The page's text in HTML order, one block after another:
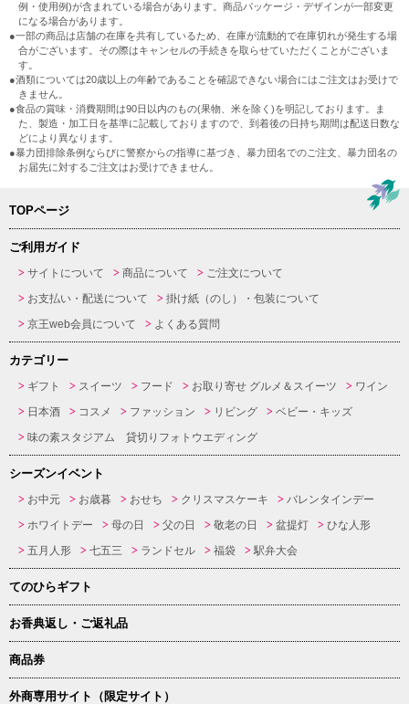
例・使用例)が含まれている場合があります。商品パッケージ・デザインが一部変更
になる場合があります。
●一部の商品は店舗の在庫を共有しているため、在庫が流動的で在庫切れが発生する場
合がございます。その際はキャンセルの手続きを取らせていただくことがございま
す。
●酒類については20歳以上の年齢であることを確認できない場合にはご注文はお受けで
きません。
●食品の賞味・消費期間は90日以内のもの(果物、米を除く)を明記しております。ま
た、製造・加工日を基準に記載しておりますので、到着後の日持ち期間は配送日数な
どにより異なります。
●暴力団排除条例ならびに警察からの指導に基づき、暴力団名でのご注文、暴力団名の
お届先に対するご注文はお受けできません。
TOPページ
ご利用ガイド
サイトについて 商品について
ご注文について
お支払い・配送について
掛け紙（のし）・包装について
京王web会員について
よくある質問
カテゴリー
ギフト スイーツ フード お取り寄せ グルメ＆スイーツ
ワイン
日本酒
コスメ ファッション リビング
ベビー・キッズ
味の素スタジアム 貸切りフォトウエディング
シーズンイベント
お中元 お歳暮 おせち クリスマスケーキ
バレンタインデー
ホワイトデー
母の日 父の日 敬老の日 盆提灯
ひな人形
五月人形
七五三 ランドセル 福袋 駅弁大会
てのひらギフト
お香典返し・ご返礼品
商品券
外商専用サイト（限定サイト）